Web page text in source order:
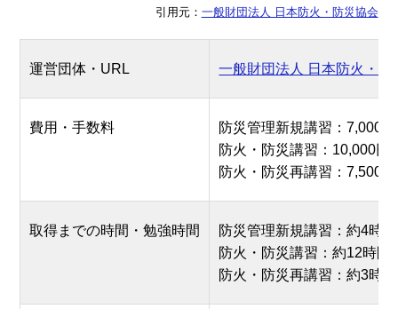
引用元： 一般財団法人 日本防火・防災協会
運営団体・URL 一般財団法人 日本防火・防
費用・手数料
防災管理新規講習：7,000円
防火・防災講習：10,000円
防火・防災再講習：7,500円
取得までの時間・勉強時間
防災管理新規講習：約4時
防火・防災講習：約12時間
防火・防災再講習：約3時